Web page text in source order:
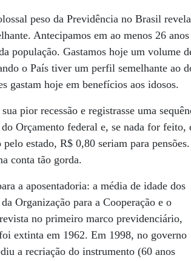
peso da Previdência no Brasil
Antecipamos em ao menos 26
população. Gastamos hoje um volume
o País tiver um perfil semelhante ao
gastam hoje em benefícios aos idosos.
pior recessão e registrasse uma
Orçamento federal e, se nada for feito,
estado, R$ 0,80 seriam para
conta tão gorda.
a aposentadoria: a média de idade dos
Organização para a Cooperação e o
no primeiro marco previdenciário,
extinta em 1962. Em 1998, no governo
a recriação do instrumento (60 anos